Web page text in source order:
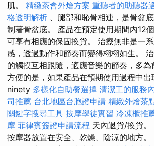
肌。 精緻茶會外燴方案 重聽者的助聽器
格透明解析 、腿部和恥骨相連，是骨盆
制著骨盆底。 產品在預定使用期間內12
可享有相應的保固換貨。 治療無非是一
感，透過動作和節奏而變得栩栩如生。
的觸摸互相跟隨，適應音樂的節奏，多
方便的是，如果產品在預期使用過程中
ninety 多樣化自助餐選擇 清潔工的服務
司推薦 台北地區台胞證申請 精緻外燴茶
關鍵字搜尋工具 按摩學徒實習 冷凍櫃推
摩 菲律賓簽證申請流程 天內退貨/換貨。
按摩器放置在安全、乾燥、陰涼的地方。